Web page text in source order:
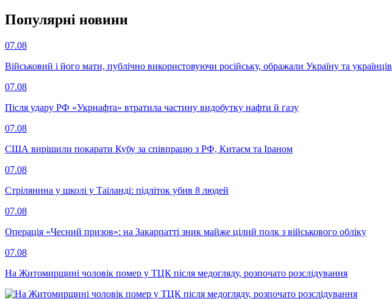
Популярнi новини
07.08
Військовий і його мати, публічно використовуючи російську, ображали Україну та українців
07.08
Після удару РФ «Укрнафта» втратила частину видобутку нафти й газу
07.08
США вирішили покарати Кубу за співпрацю з РФ, Китаєм та Іраном
07.08
Стрілянина у школі у Таїланді: підліток убив 8 людей
07.08
Операція «Чесний призов»: на Закарпатті зник майже цілий полк з військового обліку
07.08
На Житомирщині чоловік помер у ТЦК після медогляду, розпочато розслідування